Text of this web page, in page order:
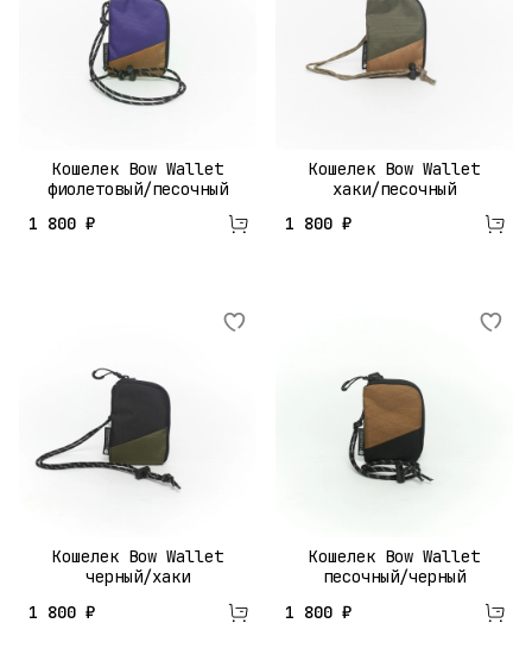
Кошелек Bow Wallet
фиолетовый/песочный
1 800 ₽
Кошелек Bow Wallet
хаки/песочный
1 800 ₽
Кошелек Bow Wallet
черный/хаки
1 800 ₽
Кошелек Bow Wallet
песочный/черный
1 800 ₽